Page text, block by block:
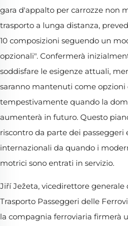
gara d'appalto per carrozze non
trasporto a lunga distanza,
10 composizioni seguendo un
opzionali". Confermerà
soddisfare le esigenze attuali,
saranno mantenuti come opzioni
tempestivamente quando la
aumenterà in futuro. Questo
riscontro da parte dei passeggeri
internazionali da quando i
motrici sono entrati in servizio.
Jiří Ježeta, vicedirettore
Trasporto Passeggeri delle
la compagnia ferroviaria firmerà